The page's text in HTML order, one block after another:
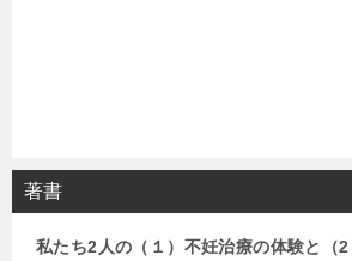
著書
私たち2人の（１）不妊治療の体験と（